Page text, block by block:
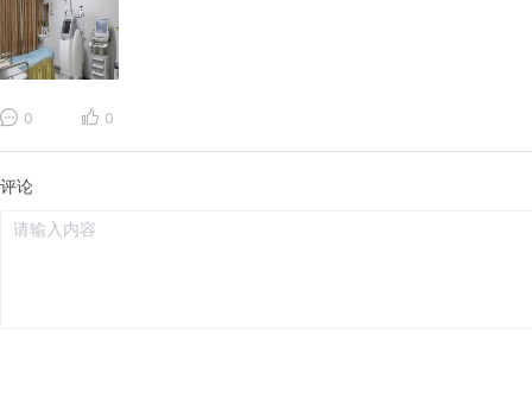
0 0
评论